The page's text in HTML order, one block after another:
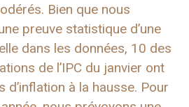
Bien que nous
preuve statistique d’une
dans les données, 10 des
de l’IPC du janvier ont
à la hausse. Pour